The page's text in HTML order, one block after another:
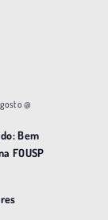
@
Bem
FOUSP